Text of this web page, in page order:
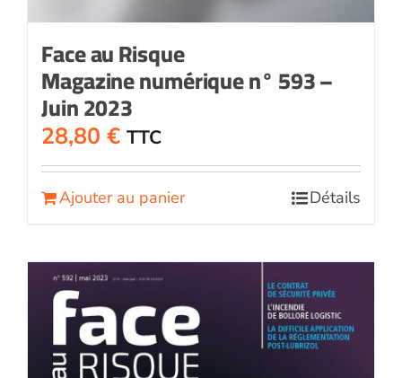
Face au Risque
Magazine numérique n° 593 –
Juin 2023
28,80 € TTC
Ajouter au panier Détails